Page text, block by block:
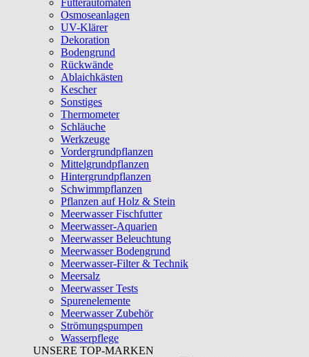
Futterautomaten
Osmoseanlagen
UV-Klärer
Dekoration
Bodengrund
Rückwände
Ablaichkästen
Kescher
Sonstiges
Thermometer
Schläuche
Werkzeuge
Vordergrundpflanzen
Mittelgrundpflanzen
Hintergrundpflanzen
Schwimmpflanzen
Pflanzen auf Holz & Stein
Meerwasser Fischfutter
Meerwasser-Aquarien
Meerwasser Beleuchtung
Meerwasser Bodengrund
Meerwasser-Filter & Technik
Meersalz
Meerwasser Tests
Spurenelemente
Meerwasser Zubehör
Strömungspumpen
Wasserpflege
UNSERE TOP-MARKEN